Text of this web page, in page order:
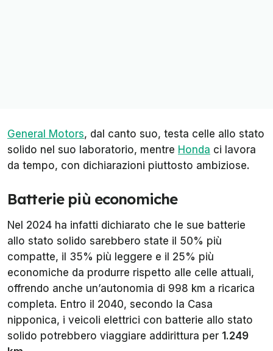
General Motors, dal canto suo, testa celle allo stato
solido nel suo laboratorio, mentre Honda ci lavora
da tempo, con dichiarazioni piuttosto ambiziose.
Batterie più economiche
Nel 2024 ha infatti dichiarato che le sue batterie
allo stato solido sarebbero state il 50% più
compatte, il 35% più leggere e il 25% più
economiche da produrre rispetto alle celle attuali,
offrendo anche un’autonomia di 998 km a ricarica
completa. Entro il 2040, secondo la Casa
nipponica, i veicoli elettrici con batterie allo stato
solido potrebbero viaggiare addirittura per 1.249